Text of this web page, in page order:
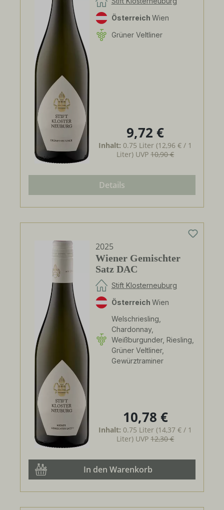
Österreich Wien
Grüner Veltliner
Regulärer Preis:
9,72 €
Inhalt: 0.75 Liter(12,96 € / 1
Liter) UVP10,90 €
Details
2025
Wiener Gemischter
Satz DAC
Stift Klosterneuburg
Österreich Wien
Welschriesling,
Chardonnay,
Weißburgunder, Riesling,
Grüner Veltliner,
Gewürztraminer
Regulärer Preis:
10,78 €
Inhalt: 0.75 Liter(14,37 € / 1
Liter) UVP12,30 €
In den Warenkorb